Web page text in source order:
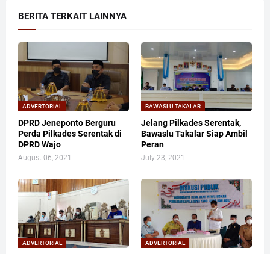
BERITA TERKAIT LAINNYA
ADVERTORIAL
DPRD Jeneponto Berguru
Perda Pilkades Serentak di
DPRD Wajo
August 06, 2021
BAWASLU TAKALAR
Jelang Pilkades Serentak,
Bawaslu Takalar Siap Ambil
Peran
July 23, 2021
ADVERTORIAL ADVERTORIAL